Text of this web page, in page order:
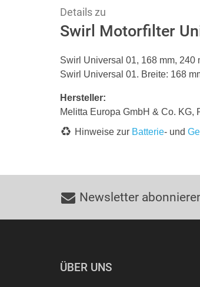
Details zu
Swirl Motorfilter
Swirl Universal 01, 168 mm, 240
Swirl Universal 01. Breite: 168
Hersteller:
Melitta Europa GmbH & Co. KG,
Hinweise zur Batterie- und
Newsletter
ÜBER UNS